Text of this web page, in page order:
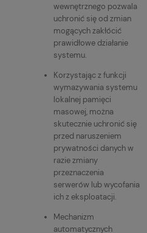
wewnętrznego pozwala
uchronić się od zmian
mogących zakłócić
prawidłowe działanie
systemu.
Korzystając z funkcji
wymazywania systemu
lokalnej pamięci
masowej, można
skutecznie uchronić się
przed naruszeniem
prywatności danych w
razie zmiany
przeznaczenia
serwerów lub wycofania
ich z eksploatacji.
Mechanizm
automatycznych